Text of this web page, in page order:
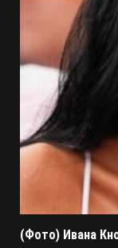
(Фото) Ивана